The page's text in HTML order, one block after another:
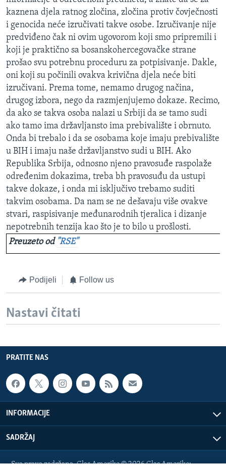
kaznena djela ratnog zločina, zločina protiv čovječnosti
i genocida neće izručivati takve osobe. Izručivanje nije
predviđeno čak ni ovim ugovorom koji smo pripremili i
koji je praktično sa bosanskohercegovačke strane
prošao svu potrebnu proceduru za potpisivanje. Dakle,
oni koji su počinili ovakva krivična djela neće biti
izručivani. Prema tome, nemamo drugog načina,
drugog izbora, nego da razmjenjujemo dokaze. Recimo,
da ako se takva osoba nalazi u Srbiji da se tamo sudi
ako tamo ima državljansto ima prebivalište i obrnuto.
Onda bi trebalo i da se osobama koje imaju prebivalište
u BIH i imaju naše državljanstvo sudi u BIH. Ako
Republika Srbija, odnosno njeno pravosuđe raspolaže
određenim dokazima, treba bh pravosuđu da ustupi
takve dokaze, i onda mi isključivo trebamo suditi
takvim osobama. Da nam se ne dešavaju više ovakve
stvari, raspisivanje međunarodnih tjeralica i dizanje
nepotrebnih tenzija kao što je to bilo u prošlosti.
Preuzeto od "RSE"
Podijeli Follow us
Nastavi čitati
PRATITE NAS
INFORMACIJE
SADRŽAJ